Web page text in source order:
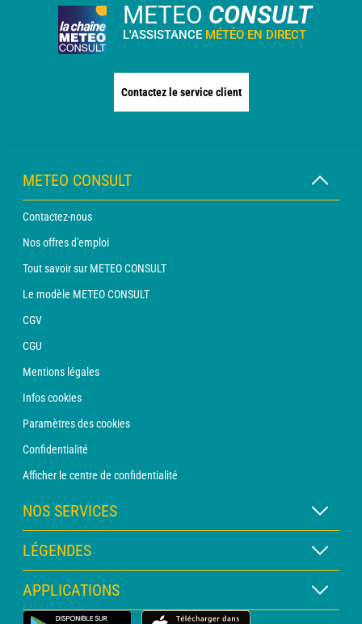
METEO CONSULT
L'ASSISTANCE MÉTÉO EN DIRECT
Contactez le service client
METEO CONSULT
Contactez-nous
Nos offres d'emploi
Tout savoir sur METEO CONSULT
Le modèle METEO CONSULT
CGV
CGU
Mentions légales
Infos cookies
Paramètres des cookies
Confidentialité
Afficher le centre de confidentialité
NOS SERVICES
Abonnement METEO Xpert
Abonnement METEO PRO
Consultation avec un prévisionniste
LÉGENDES
Légende des cartes
Légende des pictogrammes
APPLICATIONS